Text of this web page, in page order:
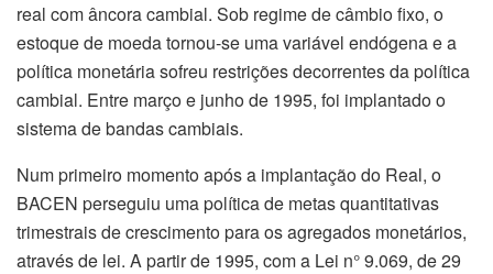
real com âncora cambial. Sob regime de câmbio fixo, o
estoque de moeda tornou-se uma variável endógena e a
política monetária sofreu restrições decorrentes da política
cambial. Entre março e junho de 1995, foi implantado o
sistema de bandas cambiais.
Num primeiro momento após a implantação do Real, o
BACEN perseguiu uma política de metas quantitativas
trimestrais de crescimento para os agregados monetários,
através de lei. A partir de 1995, com a Lei n° 9.069, de 29